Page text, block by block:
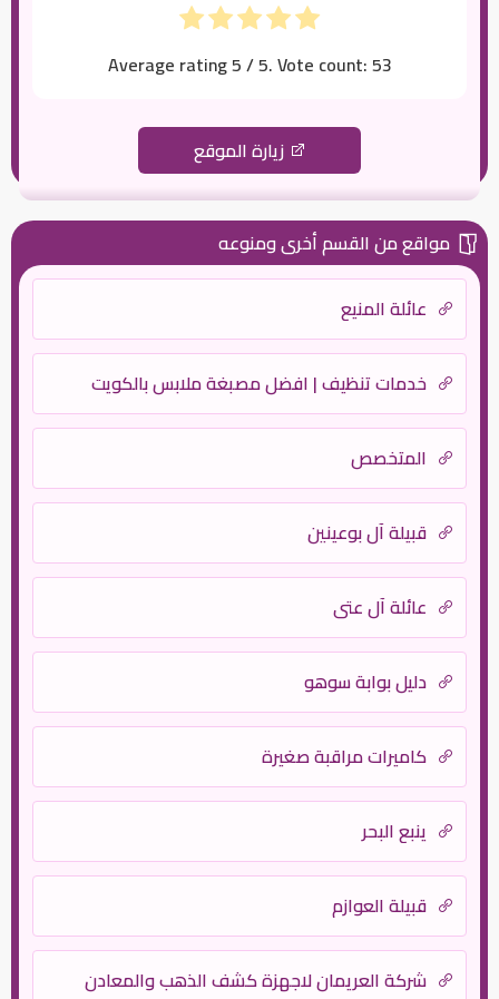
Average rating5/ 5. Vote count:53
زيارة الموقع
مواقع من القسم أخرى ومنوعه
عائلة المنيع
خدمات تنظيف | افضل مصبغة ملابس بالكويت
المتخصص
قبيلة آل بوعينين
عائلة آل عتي
دليل بوابة سوهو
كاميرات مراقبة صغيرة
ينبع البحر
قبيلة العوازم
شركة العريمان لاجهزة كشف الذهب والمعادن